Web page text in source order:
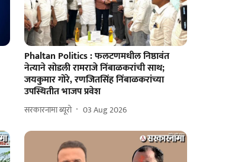
Phaltan Politics : फलटणमधील निष्ठावंत
नेत्याने सोडली रामराजे निंबाळकरांची साथ;
जयकुमार गोरे, रणजितसिंह निंबाळकरांच्या
उपस्थितीत भाजप प्रवेश
सरकारनामा ब्यूरो 03 Aug 2026